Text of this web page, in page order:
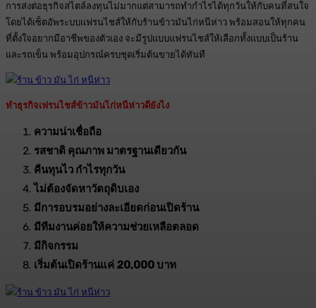
การส่งต่อธุรกิจสไตล์ลงทุนไม่มากแต่สามารถทำกำไรได้ทุกวันให้กับคนที่สนใจ
โดยได้เซ็ตอัพระบบแฟรนไชส์ให้กับร้านข้าวมันไก่หนีห่าว พร้อมสอนให้ทุกคน
ที่ตั้งใจอยากมีอาชีพของตัวเอง จะมีรูปแบบแฟรนไชส์ให้เลือกทั้งแบบเป็นร้าน
และรถเข็น พร้อมอุปกรณ์ครบชุดเริ่มต้นขายได้ทันที
ทำธุรกิจเฟรนไชส์ข้าวมันไก่หนีห่าวดียังไง
ความน่าเชื่อถือ
รสชาติ คุณภาพ มาตรฐานเดียวกัน
คืนทุนไว กำไรทุกวัน
ไม่ต้องจัดหาวัตถุดิบเอง
มีการอบรมอย่างละเอียดก่อนเปิดร้าน
มีทีมงานค่อยให้ความช่วยเหลือตลอด
มีกิจกรรม
เริ่มต้นเปิดร้านแค่ 20,000 บาท